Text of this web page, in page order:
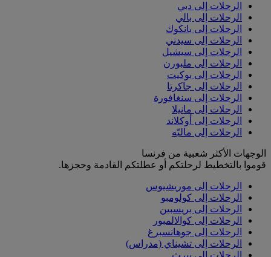
الرحلات إلى دبي
الرحلات إلى بالي
الرحلات إلى بانكوك
الرحلات إلى سيدني
الرحلات إلى سيشيل
الرحلات إلى ملبورن
الرحلات إلى بوكيت
الرحلات إلى جاكرتا
الرحلات إلى سنغافورة
الرحلات إلى مانيلا
الرحلات إلى أوكلاند
الرحلات إلى ماليّه
الوجهات الأكثر شعبية من فرنسا
قوموا بالتخطيط لرحلتكم أو عطلتكم القادمة وحجزها.
الرحلات إلى موريشيوس
الرحلات إلى كولومبو
الرحلات إلى بريسبين
الرحلات إلى كوالالمبور
الرحلات إلى جوهانسبرغ
الرحلات إلى تشيناي (مدراس)
الرحلات إلى بيرث